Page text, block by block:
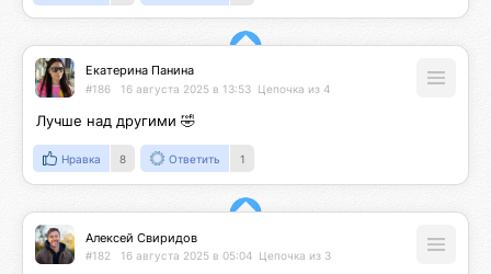
Екатерина Панина
#186 16 августа 2025 в 13:53 Цепочка из 4
Лучше над другими 🤣
Нравка 8 Ответить 1
Алексей Свиридов
#182 16 августа 2025 в 05:04 Цепочка из 3